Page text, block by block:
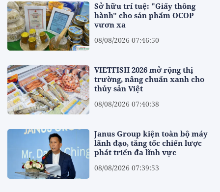
Sở hữu trí tuệ: "Giấy thông
hành" cho sản phẩm OCOP
vươn xa
08/08/2026 07:46:50
VIETFISH 2026 mở rộng thị
trường, nâng chuẩn xanh cho
thủy sản Việt
08/08/2026 07:40:38
Janus Group kiện toàn bộ máy
lãnh đạo, tăng tốc chiến lược
phát triển đa lĩnh vực
08/08/2026 07:39:53